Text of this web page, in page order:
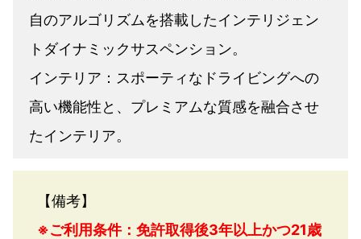
自のアルゴリズムを搭載したインテリジェン
トダイナミックサスペンション。
インテリア：スポーティなドライビングへの
高い機能性と、プレミアムな質感を融合させ
たインテリア。
【備考】
※ご利用条件：免許取得後3年以上かつ21歳